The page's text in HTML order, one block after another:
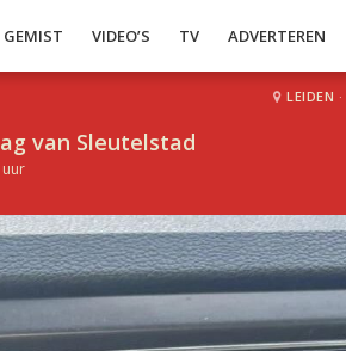
VIDEO’S TV ADVERTEREN
van Sleutelstad
uur
LEIDEN ·